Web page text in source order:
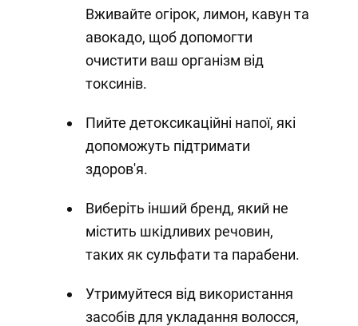
Вживайте огірок, лимон, кавун та
авокадо, щоб допомогти
очистити ваш організм від
токсинів.
Пийте детоксикаційні напої, які
допоможуть підтримати
здоров'я.
Виберіть інший бренд, який не
містить шкідливих речовин,
таких як сульфати та парабени.
Утримуйтеся від використання
засобів для укладання волосся,